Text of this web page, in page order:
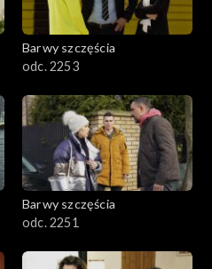
Barwy szczęścia
odc. 2253
Barwy szczęścia
odc. 2251